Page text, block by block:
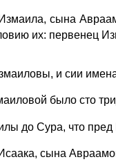
сына
их: первенец
и сии имена
было сто
до Сура, что пред
сына